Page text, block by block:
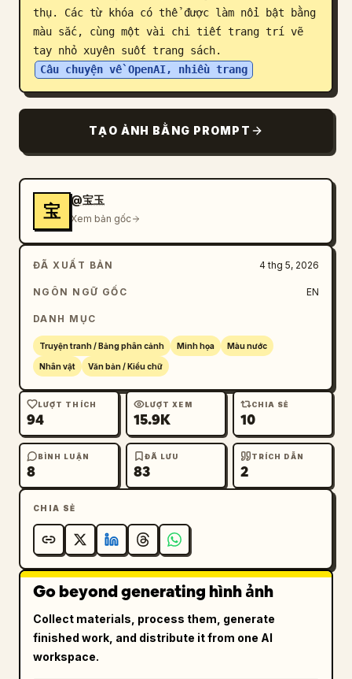
thụ. Các từ khóa có thể được làm nổi bật bằng
màu sắc, cùng một vài chi tiết trang trí vẽ
tay nhỏ xuyên suốt trang sách.
Câu chuyện về OpenAI, nhiều trang
TẠO ẢNH BẰNG PROMPT
宝
@宝玉
Xem bản gốc
ĐÃ XUẤT BẢN 4 thg 5, 2026
NGÔN NGỮ GỐC EN
DANH MỤC
Truyện tranh / Bảng phân cảnh Minh họa Màu nước
Nhân vật Văn bản / Kiểu chữ
LƯỢT THÍCH
94
LƯỢT XEM
15.9K
CHIA SẺ
10
BÌNH LUẬN
8
ĐÃ LƯU
83
TRÍCH DẪN
2
CHIA SẺ
Go beyond generating hình ảnh
Collect materials, process them, generate
finished work, and distribute it from one AI
workspace.